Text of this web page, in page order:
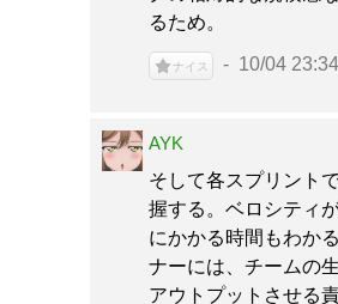
るため。
ナイス 10/04 23:34
AYK
そして各スプリント
握する。ベロシティ
にかかる時間もわか
ナーには、チームの
アウトプットさせる